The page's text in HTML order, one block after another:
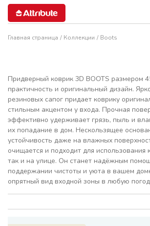
Главная страница Коллекции Boots
Придверный коврик 3D BOOTS размером
практичность и оригинальный дизайн.
резиновых сапог придает коврику
стильным акцентом у входа. Прочная
эффективно удерживает грязь, пыль и
их попадание в дом. Нескользящее
устойчивость даже на влажных
очищается и подходит для использования
так и на улице. Он станет надёжным
поддержании чистоты и уюта в вашем
опрятный вид входной зоны в любую